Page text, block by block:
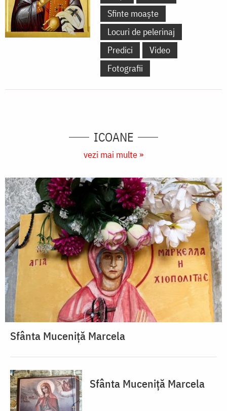
şi
Bucovinei.
Sfinte moaște
Locuri de pelerinaj
Predici
Video
Fotografii
ICOANE
vezi mai multe »
Sfânta Muceniță Marcela
Sfânta Muceniță Marcela